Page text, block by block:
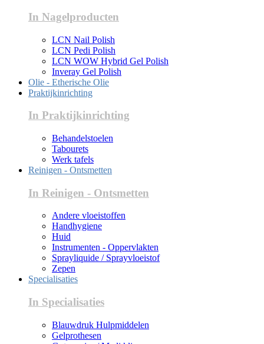
In Nagelproducten
LCN Nail Polish
LCN Pedi Polish
LCN WOW Hybrid Gel Polish
Inveray Gel Polish
Olie - Etherische Olie
Praktijkinrichting
In Praktijkinrichting
Behandelstoelen
Tabourets
Werk tafels
Reinigen - Ontsmetten
In Reinigen - Ontsmetten
Andere vloeistoffen
Handhygiene
Huid
Instrumenten - Oppervlakten
Sprayliquide / Sprayvloeistof
Zepen
Specialisaties
In Specialisaties
Blauwdruk Hulpmiddelen
Gelprothesen